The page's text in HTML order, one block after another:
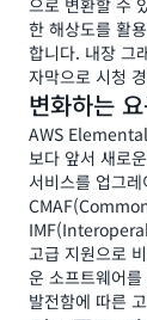
으로 변환할 수
한 해상도를 활
합니다. 내장 그
자막으로 시청
변화하는
AWS
보다 앞서 새로
서비스를 업그
고급 지원으로
운 소프트웨어
발전함에 따른